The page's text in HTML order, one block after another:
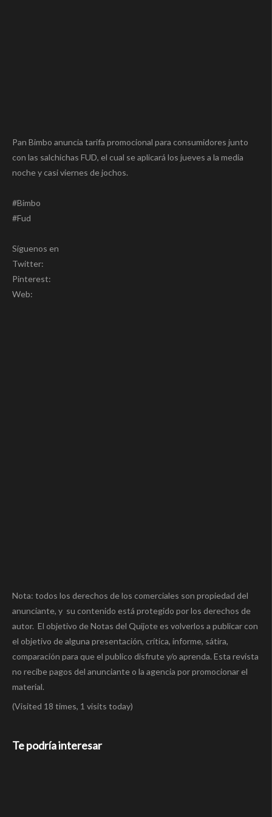
Pan Bimbo anuncia tarifa promocional para consumidores junto
con las salchichas FUD, el cual se aplicará los jueves a la media
noche y casi viernes de jochos.
#Bimbo
#Fud
Síguenos en
Twitter:
Pinterest:
Web:
Nota: todos los derechos de los comerciales son propiedad del
anunciante, y su contenido está protegido por los derechos de
autor. El objetivo de Notas del Quijote es volverlos a publicar con
el objetivo de alguna presentación, crítica, informe, sátira,
comparación para que el publico disfrute y/o aprenda. Esta revista
no recibe pagos del anunciante o la agencia por promocionar el
material.
(Visited 18 times, 1 visits today)
Te podría interesar